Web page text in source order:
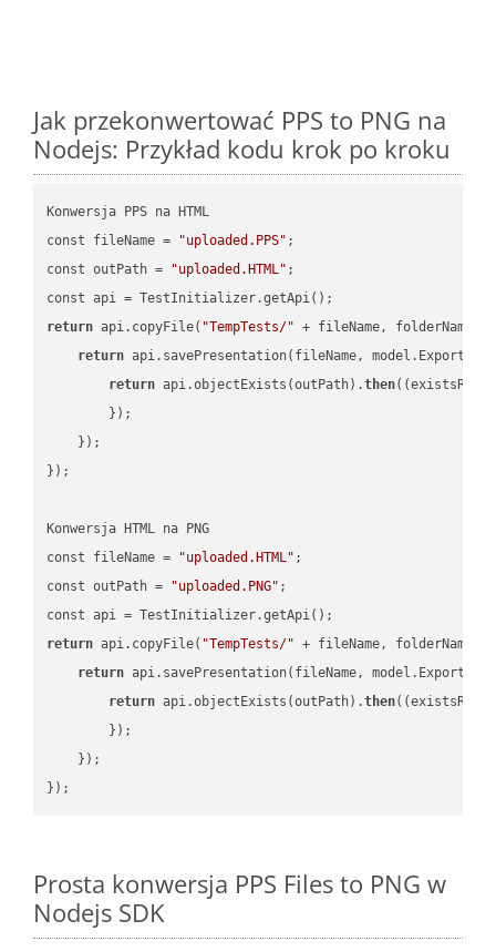
Jak przekonwertować PPS to PNG na
Nodejs: Przykład kodu krok po kroku
Konwersja PPS na HTML
const fileName =
"uploaded.PPS" ;
const outPath =
"uploaded.HTML" ;
return api.copyFile( "TempTests/" + fileName, folderName +
return api.savePresentation(fileName,
return api.objectExists(outPath).then(
        });
    });
});
Konwersja HTML na PNG
const fileName =
"uploaded.HTML" ;
const outPath =
"uploaded.PNG" ;
return api.copyFile( "TempTests/" + fileName, folderName +
return api.savePresentation(fileName,
return api.objectExists(outPath).then(
        });
    });
Prosta konwersja PPS Files to PNG w
Nodejs SDK